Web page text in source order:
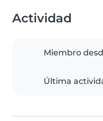
Actividad
Miembro
Última